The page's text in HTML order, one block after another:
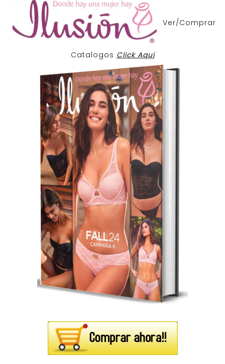
Ver/Comprar
Catalogos Click Aqui